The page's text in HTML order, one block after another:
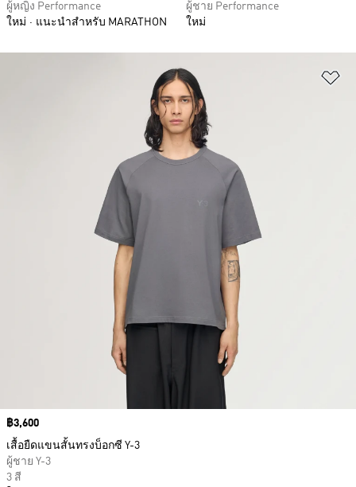
ผู้หญิง Performance
ใหม่
แนะนำสำหรับ MARATHON
ผู้ชาย Performance
ใหม่
Price
฿3,600
เสื้อยืดแขนสั้นทรงบ็อกซี Y-3
ผู้ชาย Y-3
3 สี